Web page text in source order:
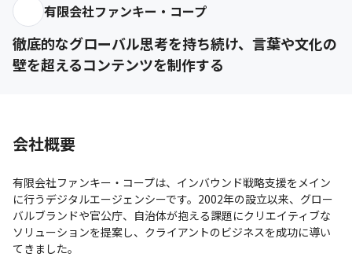
有限会社ファンキー・コープ
徹底的なグローバル思考を持ち続け、言葉や文化の
壁を超えるコンテンツを制作する
会社概要
有限会社ファンキー・コープは、インバウンド戦略支援をメイン
に行うデジタルエージェンシーです。2002年の設立以来、グロー
バルブランドや官公庁、自治体が抱える課題にクリエイティブな
ソリューションを提案し、クライアントのビジネスを成功に導い
てきました。